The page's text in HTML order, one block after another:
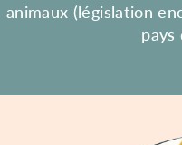
animaux (législation
pays